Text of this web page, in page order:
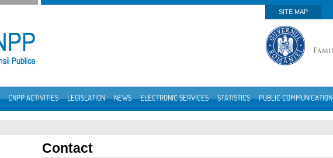
SITE MAP
CNPP ACTIVITIES LEGISLATION NEWS ELECTRONIC SERVICES STATISTICS PUBLIC COMMUNICATION
Contact